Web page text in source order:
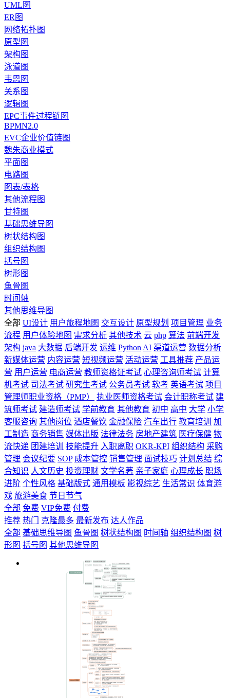
UML图
ER图
网络拓扑图
原型图
架构图
泳道图
韦恩图
关系图
逻辑图
EPC事件过程链图
BPMN2.0
EVC企业价值链图
魏朱商业模式
平面图
电路图
图表/表格
其他流程图
甘特图
基础思维导图
树状结构图
组织结构图
括号图
树形图
鱼骨图
时间轴
其他思维导图
全部 UI设计 用户旅程地图 交互设计 原型规划 项目管理 业务
流程 用户体验地图 需求分析 其他技术 云 php 算法 前端开发
架构 java 大数据 后端开发 运维 Python AI 渠道运营 数据分析
新媒体运营 内容运营 短视频运营 活动运营 工具推荐 产品运
营 用户运营 电商运营 教师资格证考试 心理咨询师考试 计算
机考试 司法考试 研究生考试 公务员考试 软考 英语考试 项目
管理师职业资格（PMP）
执业医师资格考试 会计职称考试 建
筑师考试 建造师考试 学前教育 其他教育 初中 高中 大学 小学
客服咨询 其他岗位 酒店餐饮 金融保险 汽车出行 教育培训
加
工制造 商务销售 媒体出版 法律法务 房地产建筑 医疗保健 物
流快递 团建培训 技能提升 入职离职 OKR-KPI 组织结构 采购
管理 会议纪要 SOP 成本管控 销售管理 面试技巧 计划总结 综
合知识 人文历史 投资理财 文学名著 亲子家庭 心理成长 职场
进阶 个性风格 基础版式 通用模板 影视综艺 生活常识 体育游
戏 旅游美食 节日节气
全部 免费 VIP免费 付费
推荐 热门 克隆最多 最新发布 达人作品
全部 基础思维导图 鱼骨图 树状结构图 时间轴 组织结构图 树
形图 括号图 其他思维导图